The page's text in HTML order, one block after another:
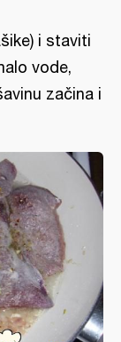
i staviti
vode,
začina i